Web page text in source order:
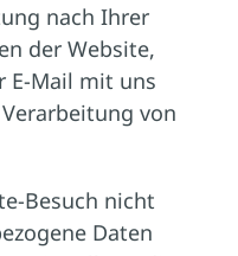
nach Ihrer
der Website,
E-Mail mit uns
von
Besuch nicht
Daten